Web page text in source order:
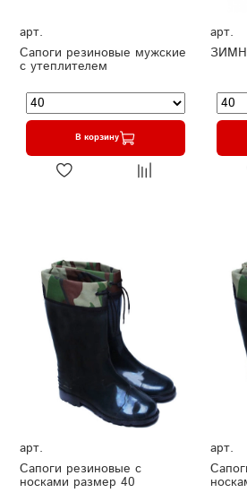
арт.
Сапоги резиновые мужские
с утеплителем
В корзину
арт.
арт.
Сапоги резиновые с
носками размер 40
арт.